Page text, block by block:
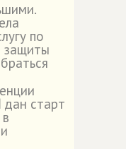
по
защиты
дан старт